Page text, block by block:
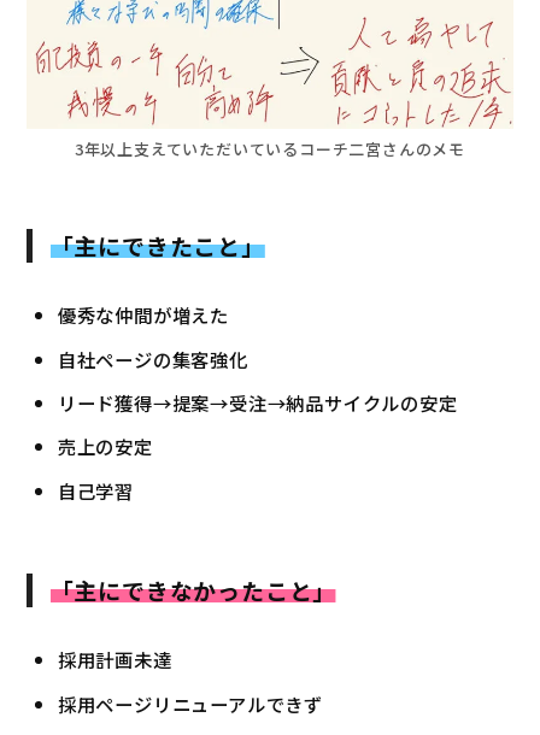
3年以上支えていただいているコーチ二宮さんのメモ
「主にできたこと」
優秀な仲間が増えた
自社ページの集客強化
リード獲得→提案→受注→納品サイクルの安定
売上の安定
自己学習
「主にできなかったこと」
採用計画未達
採用ページリニューアルできず